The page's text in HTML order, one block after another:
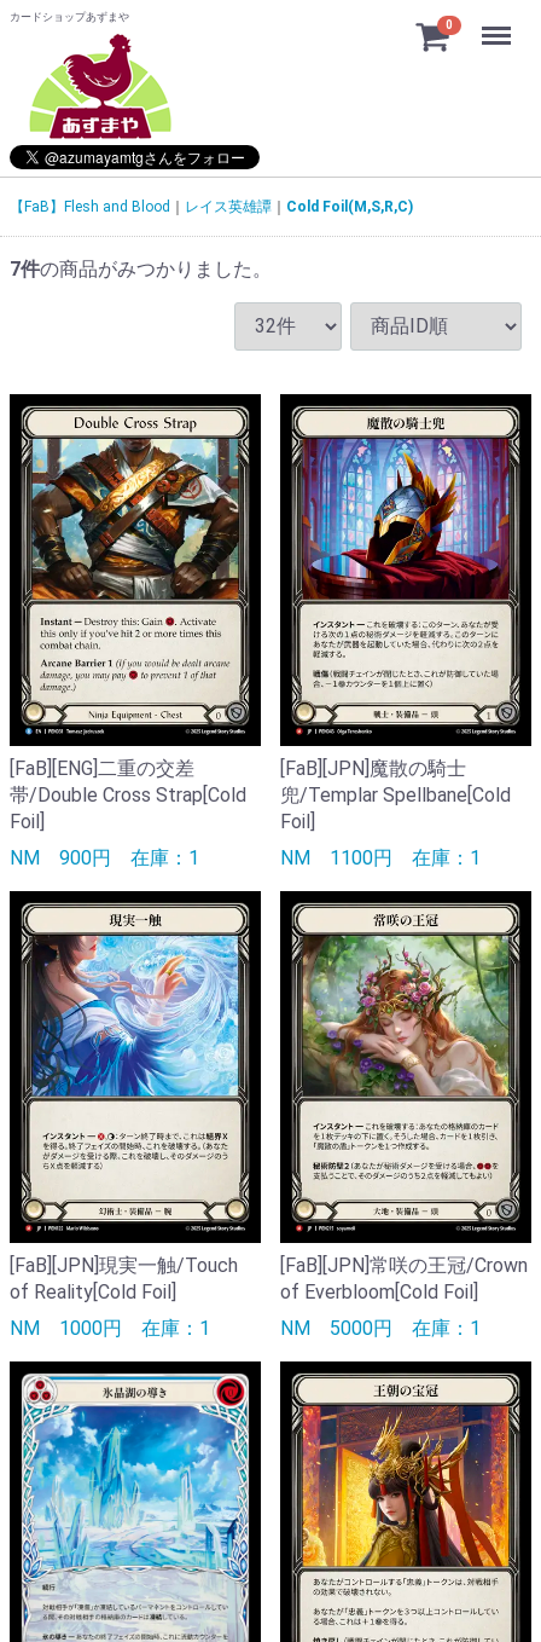
カードショップあずまや
0 Menu
【FaB】Flesh and Blood レイス英雄譚 Cold Foil(M,S,R,C)
7件の商品がみつかりました。
[FaB][ENG]二重の交差
帯/Double Cross Strap[Cold
Foil]
NM 900円 在庫：1
[FaB][JPN]魔散の騎士
兜/Templar Spellbane[Cold
Foil]
NM 1100円 在庫：1
[FaB][JPN]現実一触/Touch
of Reality[Cold Foil]
NM 1000円 在庫：1
[FaB][JPN]常咲の王冠/Crown
of Everbloom[Cold Foil]
NM 5000円 在庫：1